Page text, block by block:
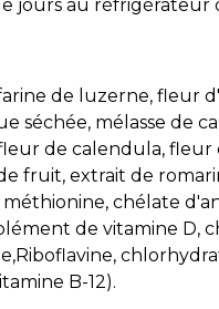
jours au
de luzerne, fleur
séchée, mélasse de
de calendula,
fruit, extrait de
chélate
de vitamine
B-12).